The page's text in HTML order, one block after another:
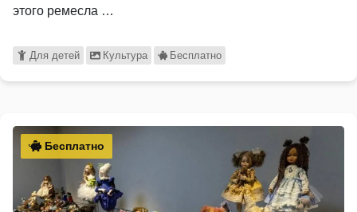
этого ремесла …
Для детей Культура Бесплатно
Бесплатно